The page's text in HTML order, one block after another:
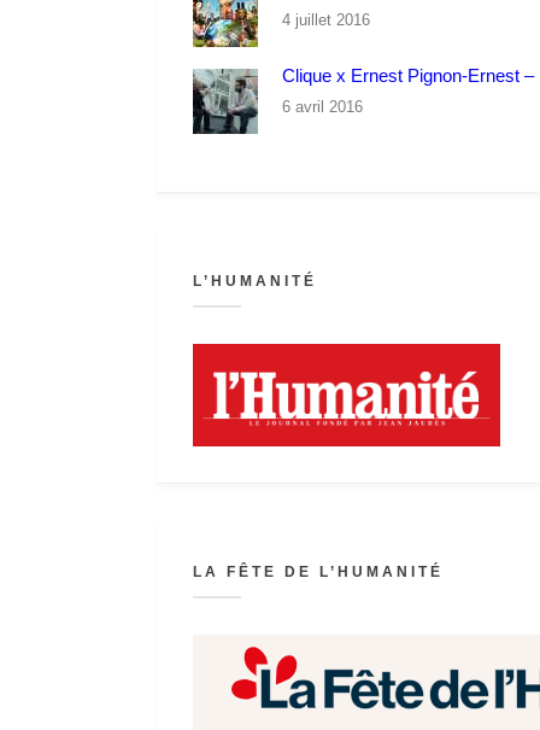
4 juillet 2016
Clique x Ernest Pignon-Ernest
6 avril 2016
L’HUMANITÉ
LA FÊTE DE L’HUMANITÉ